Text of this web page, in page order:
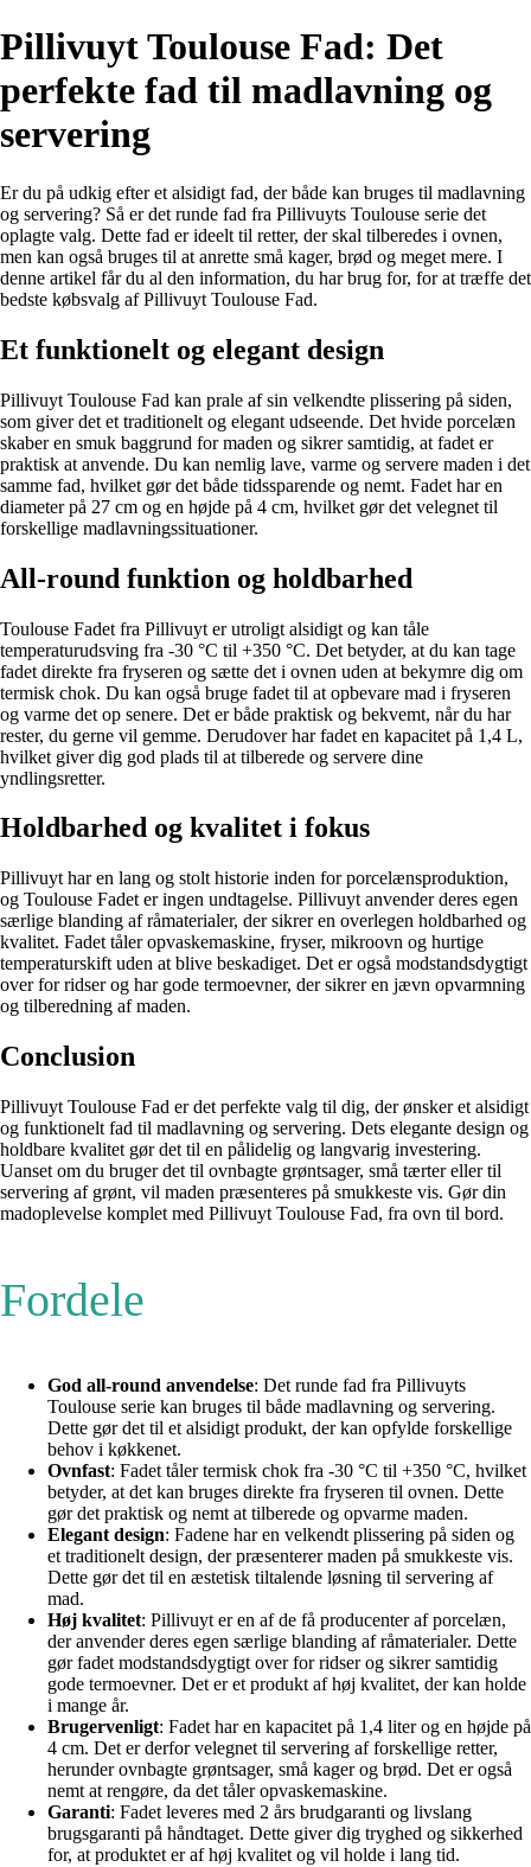
Pillivuyt Toulouse Fad: Det
perfekte fad til madlavning og
servering
Er du på udkig efter et alsidigt fad, der både kan bruges til madlavning
og servering? Så er det runde fad fra Pillivuyts Toulouse serie det
oplagte valg. Dette fad er ideelt til retter, der skal tilberedes i ovnen,
men kan også bruges til at anrette små kager, brød og meget mere. I
denne artikel får du al den information, du har brug for, for at træffe det
bedste købsvalg af Pillivuyt Toulouse Fad.
Et funktionelt og elegant design
Pillivuyt Toulouse Fad kan prale af sin velkendte plissering på siden,
som giver det et traditionelt og elegant udseende. Det hvide porcelæn
skaber en smuk baggrund for maden og sikrer samtidig, at fadet er
praktisk at anvende. Du kan nemlig lave, varme og servere maden i det
samme fad, hvilket gør det både tidssparende og nemt. Fadet har en
diameter på 27 cm og en højde på 4 cm, hvilket gør det velegnet til
forskellige madlavningssituationer.
All-round funktion og holdbarhed
Toulouse Fadet fra Pillivuyt er utroligt alsidigt og kan tåle
temperaturudsving fra -30 °C til +350 °C. Det betyder, at du kan tage
fadet direkte fra fryseren og sætte det i ovnen uden at bekymre dig om
termisk chok. Du kan også bruge fadet til at opbevare mad i fryseren
og varme det op senere. Det er både praktisk og bekvemt, når du har
rester, du gerne vil gemme. Derudover har fadet en kapacitet på 1,4 L,
hvilket giver dig god plads til at tilberede og servere dine
yndlingsretter.
Holdbarhed og kvalitet i fokus
Pillivuyt har en lang og stolt historie inden for porcelænsproduktion,
og Toulouse Fadet er ingen undtagelse. Pillivuyt anvender deres egen
særlige blanding af råmaterialer, der sikrer en overlegen holdbarhed og
kvalitet. Fadet tåler opvaskemaskine, fryser, mikroovn og hurtige
temperaturskift uden at blive beskadiget. Det er også modstandsdygtigt
over for ridser og har gode termoevner, der sikrer en jævn opvarmning
og tilberedning af maden.
Conclusion
Pillivuyt Toulouse Fad er det perfekte valg til dig, der ønsker et alsidigt
og funktionelt fad til madlavning og servering. Dets elegante design og
holdbare kvalitet gør det til en pålidelig og langvarig investering.
Uanset om du bruger det til ovnbagte grøntsager, små tærter eller til
servering af grønt, vil maden præsenteres på smukkeste vis. Gør din
madoplevelse komplet med Pillivuyt Toulouse Fad, fra ovn til bord.
Fordele
God all-round anvendelse: Det runde fad fra Pillivuyts
Toulouse serie kan bruges til både madlavning og servering.
Dette gør det til et alsidigt produkt, der kan opfylde forskellige
behov i køkkenet.
Ovnfast: Fadet tåler termisk chok fra -30 °C til +350 °C, hvilket
betyder, at det kan bruges direkte fra fryseren til ovnen. Dette
gør det praktisk og nemt at tilberede og opvarme maden.
Elegant design: Fadene har en velkendt plissering på siden og
et traditionelt design, der præsenterer maden på smukkeste vis.
Dette gør det til en æstetisk tiltalende løsning til servering af
mad.
Høj kvalitet: Pillivuyt er en af de få producenter af porcelæn,
der anvender deres egen særlige blanding af råmaterialer. Dette
gør fadet modstandsdygtigt over for ridser og sikrer samtidig
gode termoevner. Det er et produkt af høj kvalitet, der kan holde
i mange år.
Brugervenligt: Fadet har en kapacitet på 1,4 liter og en højde på
4 cm. Det er derfor velegnet til servering af forskellige retter,
herunder ovnbagte grøntsager, små kager og brød. Det er også
nemt at rengøre, da det tåler opvaskemaskine.
Garanti: Fadet leveres med 2 års brudgaranti og livslang
brugsgaranti på håndtaget. Dette giver dig tryghed og sikkerhed
for, at produktet er af høj kvalitet og vil holde i lang tid.